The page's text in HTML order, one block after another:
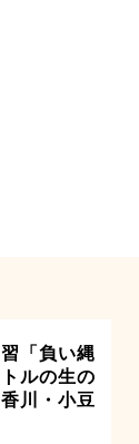
「負い縄
ルの生の
川・小豆